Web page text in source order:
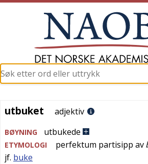
utbuket
utbuket adjektiv
BØYNING utbukede
ETYMOLOGI perfektum partisipp av
jf. buke